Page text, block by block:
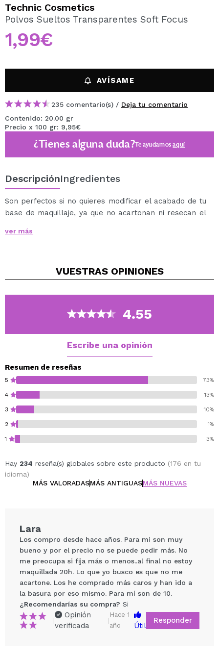
Al crear una cuenta en Maquillalia.com podrás realizar
tus compras rápidamente, revisar el estado de tus
pedidos y consultar tus operaciones anteriores.
CREAR CUENTA
Technic Cosmetics
Polvos Sueltos Transparentes Soft Focus
1,99€
AVÍSAME
235 comentario(s) / Deja tu comentario
Contenido: 20.00 gr
Precio x 100 gr: 9,95€
¿Tienes alguna duda?Te ayudamosaquí
DescripciónIngredientes
Son perfectos si no quieres modificar el acabado de tu
base de maquillaje, ya que no acartonan ni resecan el
Además, perfeccionan la piel al minimizar suavemente
y se adaptan a cualquier color de piel.
ver más
VUESTRAS OPINIONES
4.55
Escribe una opinión
Resumen de reseñas
5 73%
4 13%
3 10%
2 1%
1 3%
Hay 234 reseña(s) globales sobre este producto (176 en tu
idioma)
MÁS VALORADASMÁS ANTIGUASMÁS NUEVAS
Compartir un vídeo o una foto
Lara
Los compro desde hace años. Para mi son muy
bueno y por el precio no se puede pedir más. No
me preocupa si fija más o menos..al final no estoy
maquillada 20h. Lo que yo busco es que no me
acartone. Los he comprado más caros y han ido a
la basura por eso mismo. Para mí son de 10.
¿Recomendarías su compra? Si
|
Opinión
verificada
|
Hace 1
año
Útil
Responder